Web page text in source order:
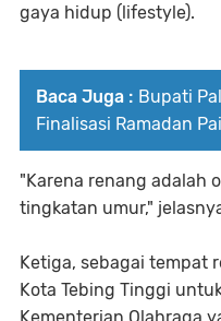
gaya hidup (lifestyle).
Baca Juga : Bupati
Finalisasi Ramadan
"Karena renang adalah
tingkatan umur,"
Ketiga, sebagai tempat
Kota Tebing Tinggi
Kementerian Olahraga